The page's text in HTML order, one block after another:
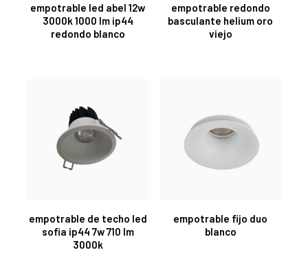
empotrable led abel 12w
3000k 1000 lm ip44
redondo blanco
empotrable redondo
basculante helium oro
viejo
empotrable de techo led
sofia ip44 7w 710 lm
3000k
empotrable fijo duo
blanco